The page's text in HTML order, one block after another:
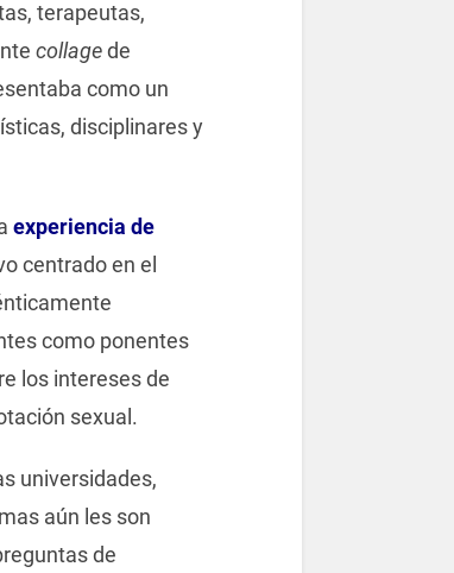
terapeutas,
collagede
como un
disciplinares y
experiencia de
centrado en el
como ponentes
los intereses de
sexual.
universidades,
aún les son
de